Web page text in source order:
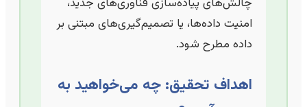
امنیت داده‌ها، یا تصمیم‌گیری‌های مبتنی بر
داده مطرح شود.
اهداف تحقیق: چه می‌خواهید به